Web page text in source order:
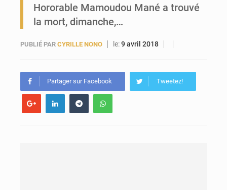
Hororable Mamoudou Mané a trouvé
la mort, dimanche,…
PUBLIÉ PAR CYRILLE NONO le:9 avril 2018
Partager sur Facebook Tweetez!